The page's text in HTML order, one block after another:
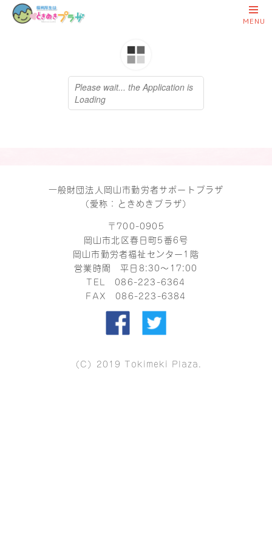
一般財団法人岡山市勤労者サポートプラザ
（愛称：ときめきプラザ）
〒700-0905
岡山市北区春日町5番6号
岡山市勤労者福祉センター1階
営業時間 平日8:30～17:00
TEL086-223-6364
FAX 086-223-6384
（C）2019 Tokimeki Plaza.